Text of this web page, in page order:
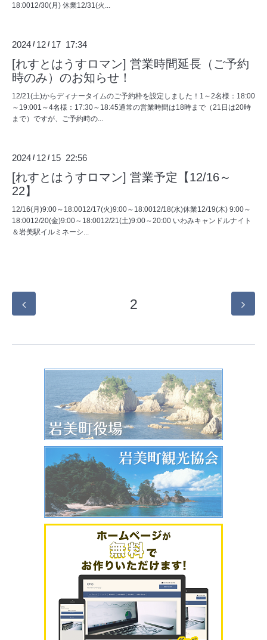
18:0012/30(月) 休業12/31(火...
2024 / 12 / 17 17:34
[れすとはうすロマン] 営業時間延長（ご予約
時のみ）のお知らせ！
12/21(土)からディナータイムのご予約枠を設定しました！1～2名様：18:00
～19:001～4名様：17:30～18:45通常の営業時間は18時まで（21日は20時
まで）ですが、ご予約時の...
2024 / 12 / 15 22:56
[れすとはうすロマン] 営業予定【12/16～
22】
12/16(月)9:00～18:0012/17(火)9:00～18:0012/18(水)休業12/19(木) 9:00～
18:0012/20(金)9:00～18:0012/21(土)9:00～20:00 いわみキャンドルナイト
＆岩美駅イルミネーシ...
2